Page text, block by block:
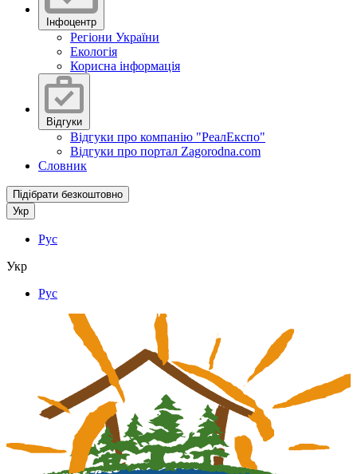
Інфоцентр
Регіони України
Екологія
Корисна інформація
Відгуки
Відгуки про компанію "РеалЕкспо"
Відгуки про портал Zagorodna.com
Словник
Підібрати безкоштовно
Укр
Рус
Укр
Рус